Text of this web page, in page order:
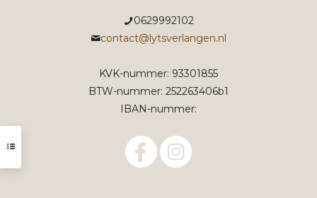
0629992102
contact@lytsverlangen.nl
KVK-nummer: 93301855
BTW-nummer: 252263406b1
IBAN-nummer: